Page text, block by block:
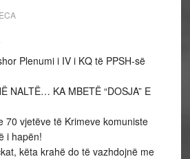
Plenumi i IV i KQ të PPSH-së
NALTË… KA MBETË “DOSJA” E
70 vjetëve të Krimeve komuniste
i hapën!
këta krahë do të vazhdojnë me